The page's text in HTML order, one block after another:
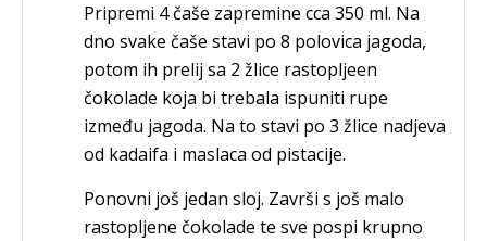
Pripremi 4 čaše zapremine cca 350 ml. Na
dno svake čaše stavi po 8 polovica jagoda,
potom ih prelij sa 2 žlice rastopljeen
čokolade koja bi trebala ispuniti rupe
između jagoda. Na to stavi po 3 žlice nadjeva
od kadaifa i maslaca od pistacije.
Ponovni još jedan sloj. Završi s još malo
rastopljene čokolade te sve pospi krupno